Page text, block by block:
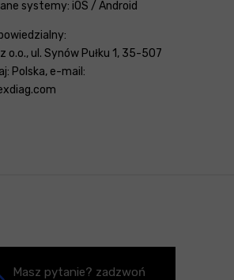
systemy: iOS / Android
o.o., ul. Synów Pułku 1, 35-507
Polska, e-mail:
Masz pytanie? zadzwoń